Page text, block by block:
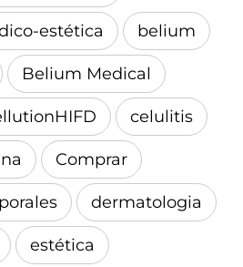
estética belium
Belium Medical
celulitis
Comprar
dermatologia
estética